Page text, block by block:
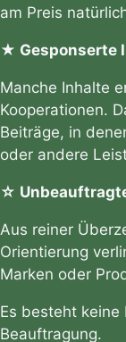
am Preis
★ Gesponserte
Manche Inhalte
Kooperationen.
Beiträge, in
oder andere
☆
Aus reiner
Orientierung
Marken oder
Es besteht
Beauftragung.